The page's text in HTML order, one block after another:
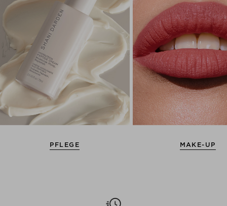
PFLEGE MAKE-UP